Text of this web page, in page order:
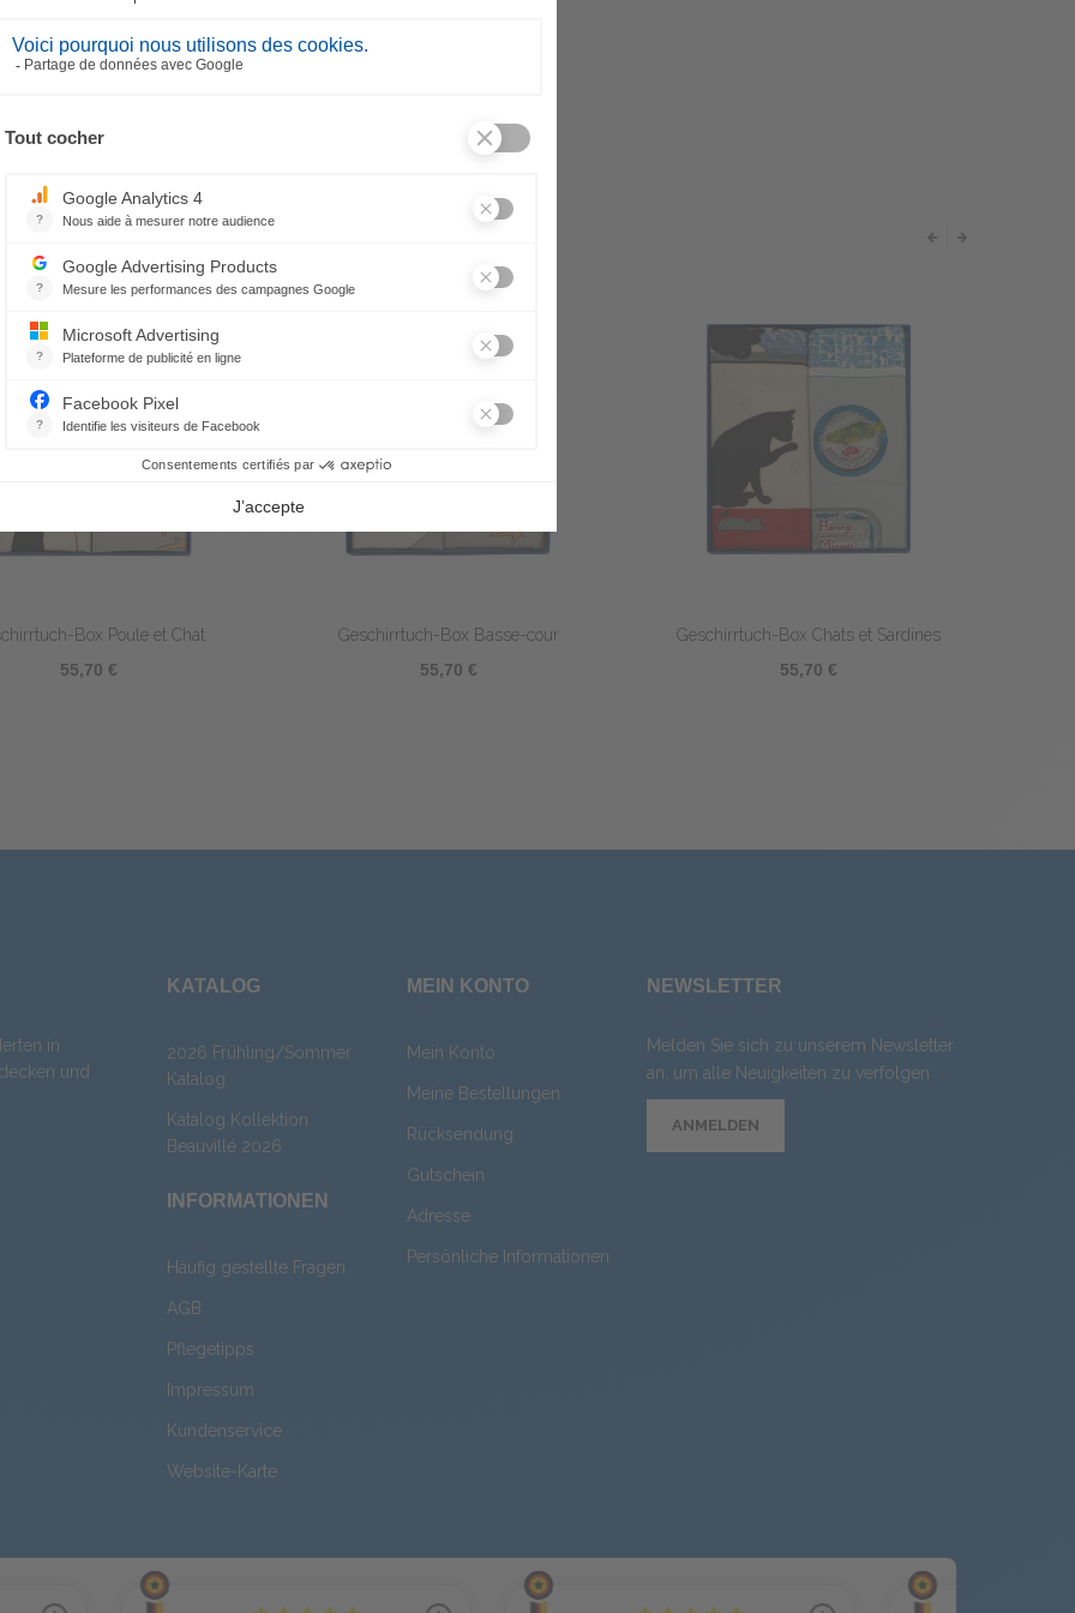
Box L'Agenda gourmand
55,70 €
VERWANDTE PRODUKTE
Geschirrtuch-Box Plaisir d'Automne
Geschirrtuch-Box Trilogie gourmande
Geschirrtuch-Box Dégustation
in
und
KATALOG
2026 Frühling/Sommer
Katalog
Katalog Kollektion
Beauvillé 2026
INFORMATIONEN
Häufig gestellte Fragen
AGB
Pflegetipps
Impressum
Kundenservice
Website-Karte
MEIN KONTO
Mein Konto
Meine Bestellungen
Rücksendung
Gutschein
Adresse
Persönliche Informationen
NEWSLETTER
Melden Sie sich zu unserem Newsletter
an, um alle Neuigkeiten zu verfolgen
ANMELDEN